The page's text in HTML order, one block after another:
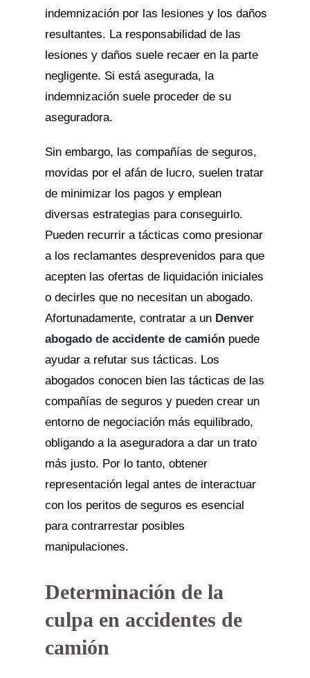
indemnización por las lesiones y los daños
resultantes. La responsabilidad de las
lesiones y daños suele recaer en la parte
negligente. Si está asegurada, la
indemnización suele proceder de su
aseguradora.
Sin embargo, las compañías de seguros,
movidas por el afán de lucro, suelen tratar
de minimizar los pagos y emplean
diversas estrategias para conseguirlo.
Pueden recurrir a tácticas como presionar
a los reclamantes desprevenidos para que
acepten las ofertas de liquidación iniciales
o decirles que no necesitan un abogado.
Afortunadamente, contratar a un Denver
abogado de accidente de camiónpuede
ayudar a refutar sus tácticas. Los
abogados conocen bien las tácticas de las
compañías de seguros y pueden crear un
entorno de negociación más equilibrado,
obligando a la aseguradora a dar un trato
más justo. Por lo tanto, obtener
representación legal antes de interactuar
con los peritos de seguros es esencial
para contrarrestar posibles
manipulaciones.
Determinación de la
culpa en accidentes de
camión